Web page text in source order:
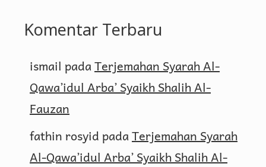
Komentar Terbaru
ismail padaTerjemahan Syarah Al-
Qawa’idul Arba’ Syaikh Shalih Al-
Fauzan
fathin rosyid padaTerjemahan Syarah
Al-Qawa’idul Arba’ Syaikh Shalih Al-